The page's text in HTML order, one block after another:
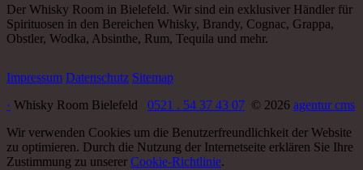
Der Whisky Room in Bielefeld. Wir sind ein exklusiver Händler für
Spirituosen in den Bereichen Whisky, Brandy, Cognac, Grappa,
Obstler, Wodka, Absinthe, Rum, Tequila und mehr.
Impressum Datenschutz Sitemap
· Whisky Room Bielefeld 0521 . 54 37 43 07 © 2026 agentur cms
Wir verwenden Cookies um die Benutzerfreundlichkeit der Website
zu optimieren. Durch die Nutzung der Internetseite erklären Sie Ihre
Zustimmung zu unserer Cookie-Richtlinie.